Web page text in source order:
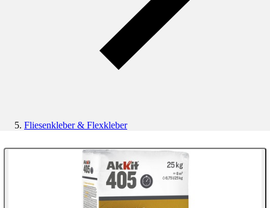
Fliesenkleber & Flexkleber